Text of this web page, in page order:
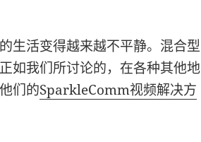
生活变得越来越不平静。混合型
如我们所讨论的，在各种其他地
们的SparkleComm视频解决方